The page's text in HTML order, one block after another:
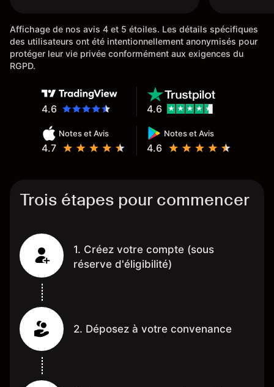
Affichage de nos avis 4 et 5 étoiles. Les détails spécifiques
des utilisateurs ont été intentionnellement anonymisés pour
protéger leur vie privée conformément aux exigences du
RGPD.
4.6
Notes et Avis
4.7
Notes et Avis
4.6
4.6
Trois étapes pour commencer
1. Créez votre compte (sous
réserve d'éligibilité)
2. Déposez à votre convenance